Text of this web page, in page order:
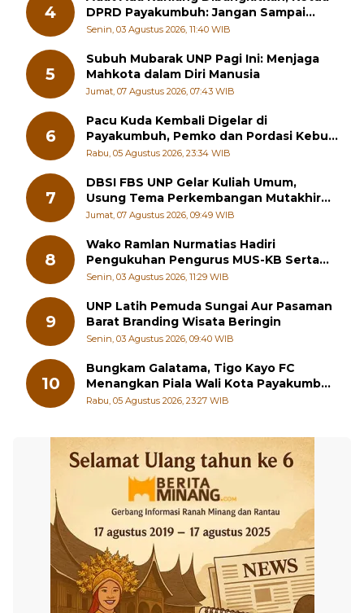
4
DPRD Payakumbuh: Jangan Sampai
Generasi Muda Hilang Jati Diri
Senin, 03 Agustus 2026, 11:40 WIB
5
Subuh Mubarak UNP Pagi Ini: Menjaga
Mahkota dalam Diri Manusia
Jumat, 07 Agustus 2026, 07:43 WIB
6
Pacu Kuda Kembali Digelar di
Payakumbuh, Pemko dan Pordasi Kebut
Persiapan!
Rabu, 05 Agustus 2026, 23:34 WIB
7
DBSI FBS UNP Gelar Kuliah Umum,
Usung Tema Perkembangan Mutakhir
Sastra Dunia
Jumat, 07 Agustus 2026, 09:49 WIB
8
Wako Ramlan Nurmatias Hadiri
Pengukuhan Pengurus MUS-KB Serta
LMKB Periode 2026-2031,
Senin, 03 Agustus 2026, 11:29 WIB
9
UNP Latih Pemuda Sungai Aur Pasaman
Barat Branding Wisata Beringin
Senin, 03 Agustus 2026, 09:40 WIB
10
Bungkam Galatama, Tigo Kayo FC
Menangkan Piala Wali Kota Payakumbuh
Cup 2026
Rabu, 05 Agustus 2026, 23:27 WIB